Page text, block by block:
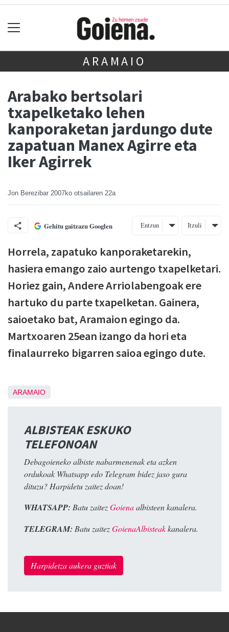
ARAMAIO
Arabako bertsolari
txapelketako lehen
kanporaketan jardungo dute
zapatuan Manex Agirre eta
Iker Agirrek
Jon Berezibar 2007ko otsailaren 22a
Gehitu gaitzazu Googlen Entzun Itzuli
Horrela, zapatuko kanporaketarekin,
hasiera emango zaio aurtengo txapelketari.
Horiez gain, Andere Arriolabengoak ere
hartuko du parte txapelketan. Gainera,
saioetako bat, Aramaion egingo da.
Martxoaren 25ean izango da hori eta
finalaurreko bigarren saioa egingo dute.
ARAMAIO
ALBISTEAK ESKUKO
TELEFONOAN
Debagoieneko albiste nabarmenenak eta azken
ordukoak Whatsapp edo Telegram bidez jaso gura
dituzu? Harpidetu zaitez doan!
WHATSAPP: Batu zaitezGoienaalbisteen kanalera.
TELEGRAM: Batu zaitezGoienaAlbisteakkanalera.
Harpidetza aukera guztiak